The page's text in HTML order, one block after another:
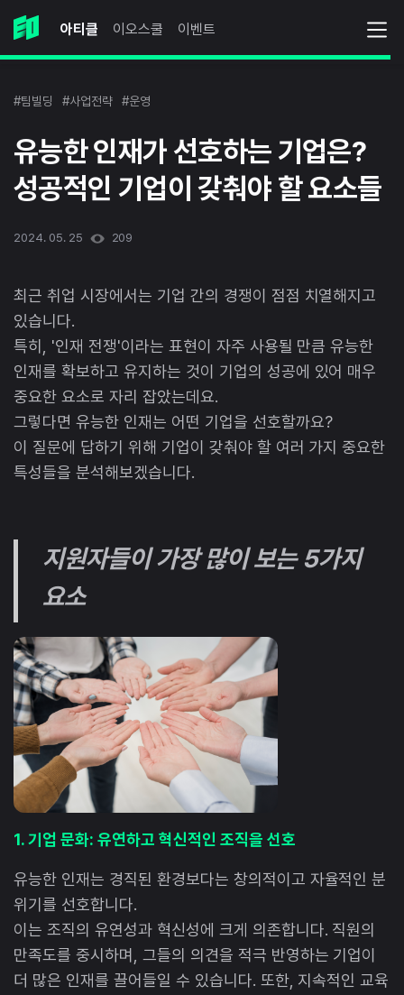
아티클 이오스쿨 이벤트
#팀빌딩 #사업전략 #운영
유능한 인재가 선호하는 기업은?
성공적인 기업이 갖춰야 할 요소들
2024. 05. 25 209
최근 취업 시장에서는 기업 간의 경쟁이 점점 치열해지고
있습니다.
특히, '인재 전쟁'이라는 표현이 자주 사용될 만큼 유능한
인재를 확보하고 유지하는 것이 기업의 성공에 있어 매우
중요한 요소로 자리 잡았는데요.
그렇다면 유능한 인재는 어떤 기업을 선호할까요?
이 질문에 답하기 위해 기업이 갖춰야 할 여러 가지 중요한
특성들을 분석해보겠습니다.
지원자들이 가장 많이 보는 5가지
요소
1. 기업 문화: 유연하고 혁신적인 조직을 선호
유능한 인재는 경직된 환경보다는 창의적이고 자율적인 분
위기를 선호합니다.
이는 조직의 유연성과 혁신성에 크게 의존합니다. 직원의
만족도를 중시하며, 그들의 의견을 적극 반영하는 기업이
더 많은 인재를 끌어들일 수 있습니다. 또한, 지속적인 교육